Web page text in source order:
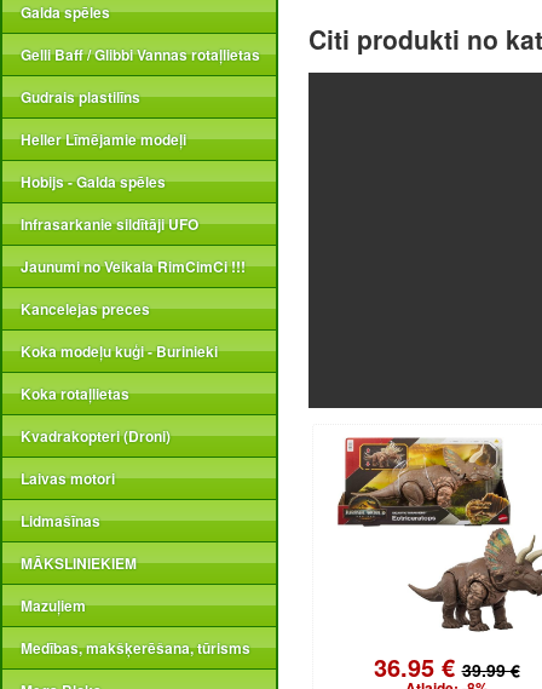
Galda spēles
Gelli Baff / Glibbi Vannas rotaļlietas
Gudrais plastilīns
Heller Līmējamie modeļi
Hobijs - Galda spēles
Infrasarkanie sildītāji UFO
Jaunumi no Veikala RimCimCi !!!
Kancelejas preces
Koka modeļu kuģi - Burinieki
Koka rotaļlietas
Kvadrakopteri (Droni)
Laivas motori
Lidmašīnas
MĀKSLINIEKIEM
Mazuļiem
Medības, makšķerēšana, tūrisms
Citi produkti no
36.95 €39.99 €